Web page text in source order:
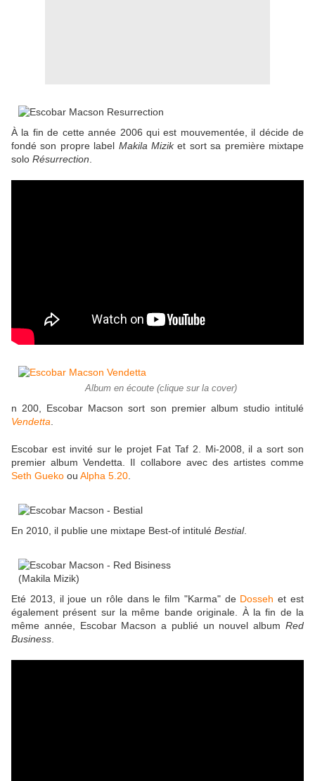
À la fin de cette année 2006 qui est mouvementée, il décide de
fondé son propre label Makila Miziket sort sa première mixtape
solo Résurrection
Album en écoute (clique sur la cover)
n 200, Escobar Macson sort son premier album studio intitulé
Vendetta
Escobar est invité sur le projet Fat Taf 2. Mi-2008, il a sort son
premier album Vendetta. Il collabore avec des artistes comme
Seth Gueko ou Alpha 5.20
En 2010, il publie une mixtape Best-of intitulé Bestial.
Eté 2013, il joue un rôle dans le film "Karma" de Dosseh et est
également présent sur la même bande originale. À la fin de la
même année, Escobar Macson a publié un nouvel album Red
Business